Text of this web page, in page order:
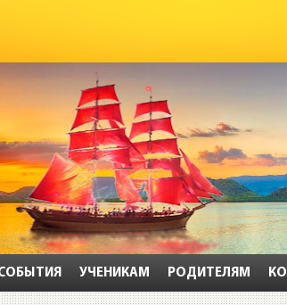
УЧЕНИКАМ РОДИТЕЛЯМ